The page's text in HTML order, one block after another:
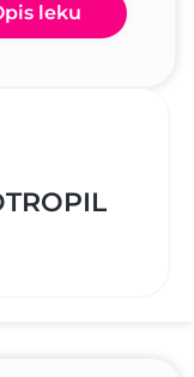
leku